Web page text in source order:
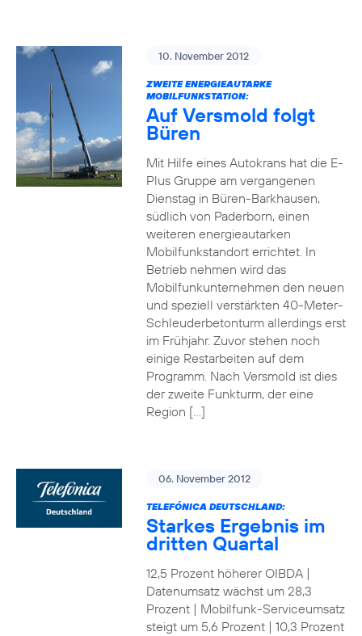
10. November 2012
ZWEITE ENERGIEAUTARKE
MOBILFUNKSTATION:
Auf Versmold folgt
Büren
Mit Hilfe eines Autokrans hat die E-
Plus Gruppe am vergangenen
Dienstag in Büren-Barkhausen,
südlich von Paderborn, einen
weiteren energieautarken
Mobilfunkstandort errichtet. In
Betrieb nehmen wird das
Mobilfunkunternehmen den neuen
und speziell verstärkten 40-Meter-
Schleuderbetonturm allerdings erst
im Frühjahr. Zuvor stehen noch
einige Restarbeiten auf dem
Programm. Nach Versmold ist dies
der zweite Funkturm, der eine
Region […]
06. November 2012
TELEFÓNICA DEUTSCHLAND:
Starkes Ergebnis im
dritten Quartal
12,5 Prozent höherer OIBDA |
Datenumsatz wächst um 28,3
Prozent | Mobilfunk-Serviceumsatz
steigt um 5,6 Prozent | 10,3 Prozent